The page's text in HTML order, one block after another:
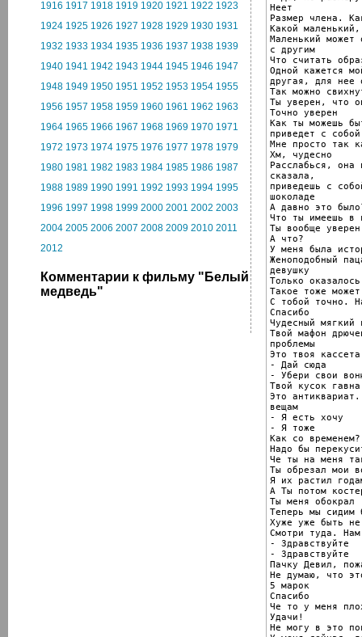
1916 1917 1918 1919 1920 1921 1922 1923
1924 1925 1926 1927 1928 1929 1930 1931
1932 1933 1934 1935 1936 1937 1938 1939
1940 1941 1942 1943 1944 1945 1946 1947
1948 1949 1950 1951 1952 1953 1954 1955
1956 1957 1958 1959 1960 1961 1962 1963
1964 1965 1966 1967 1968 1969 1970 1971
1972 1973 1974 1975 1976 1977 1978 1979
1980 1981 1982 1983 1984 1985 1986 1987
1988 1989 1990 1991 1992 1993 1994 1995
1996 1997 1998 1999 2000 2001 2002 2003
2004 2005 2006 2007 2008 2009 2010 2011
2012
Комментарии к фильму "Белый
медведь"
Неет
Размер члена.
Какой
Маленький может
с другим
Что считать
Одной кажется
другая, для нее
Так можно
Ты уверен, что
Точно уверен
Как ты можешь
приведет с
Мне просто так
Хм, чудесно
Расслабься, она
сказала,
приведешь с
шоколаде
А давно это
Что ты имеешь в
Ты вообще
А что?
У меня была
Женоподобный
девушку
Только
Такое тоже
С тобой точно.
Спасибо
Чудесный мягкий
Твой мафон
проблемы
Это твоя
- Дай сюда
- Убери свои
Твой кусок
Это
вещам
- Я есть хочу
- Я тоже
Как со временем?
Надо бы
Че ты на меня
Ты обрезал мои
Я их растил
А Ты потом
Ты меня обокрал
Теперь мы сидим
Хуже уже быть
Смотри туда.
- Здравствуйте
- Здравствуйте
Пачку Девил,
Не думаю, что
5 марок
Спасибо
Че то у меня
Удачи!
Не могу в это